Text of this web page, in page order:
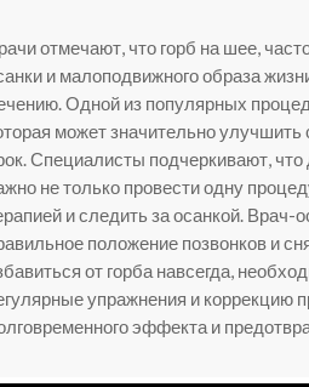
отмечают, что горб на шее,
и малоподвижного образа
Одной из популярных
может значительно улучшить
Специалисты подчеркивают, что
не только провести одну
и следить за осанкой. Врач-
положение позвонков и
от горба навсегда,
упражнения и коррекцию
эффекта и